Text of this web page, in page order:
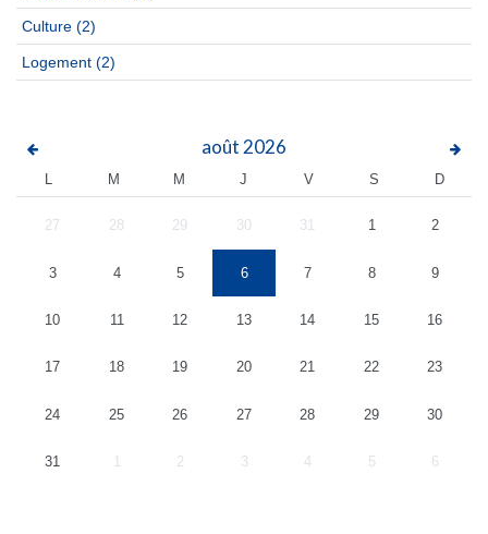
Culture (2)
Logement (2)
août 2026
L M M J V S D
27 28 29 30 31 1 2
3 4 5 6 7 8 9
10 11 12 13 14 15 16
17 18 19 20 21 22 23
24 25 26 27 28 29 30
31 1 2 3 4 5 6